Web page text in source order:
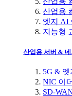
산업용
엣지 AI
지능형
산업용 서버 &
5G & 엣
NIC 이
SD-